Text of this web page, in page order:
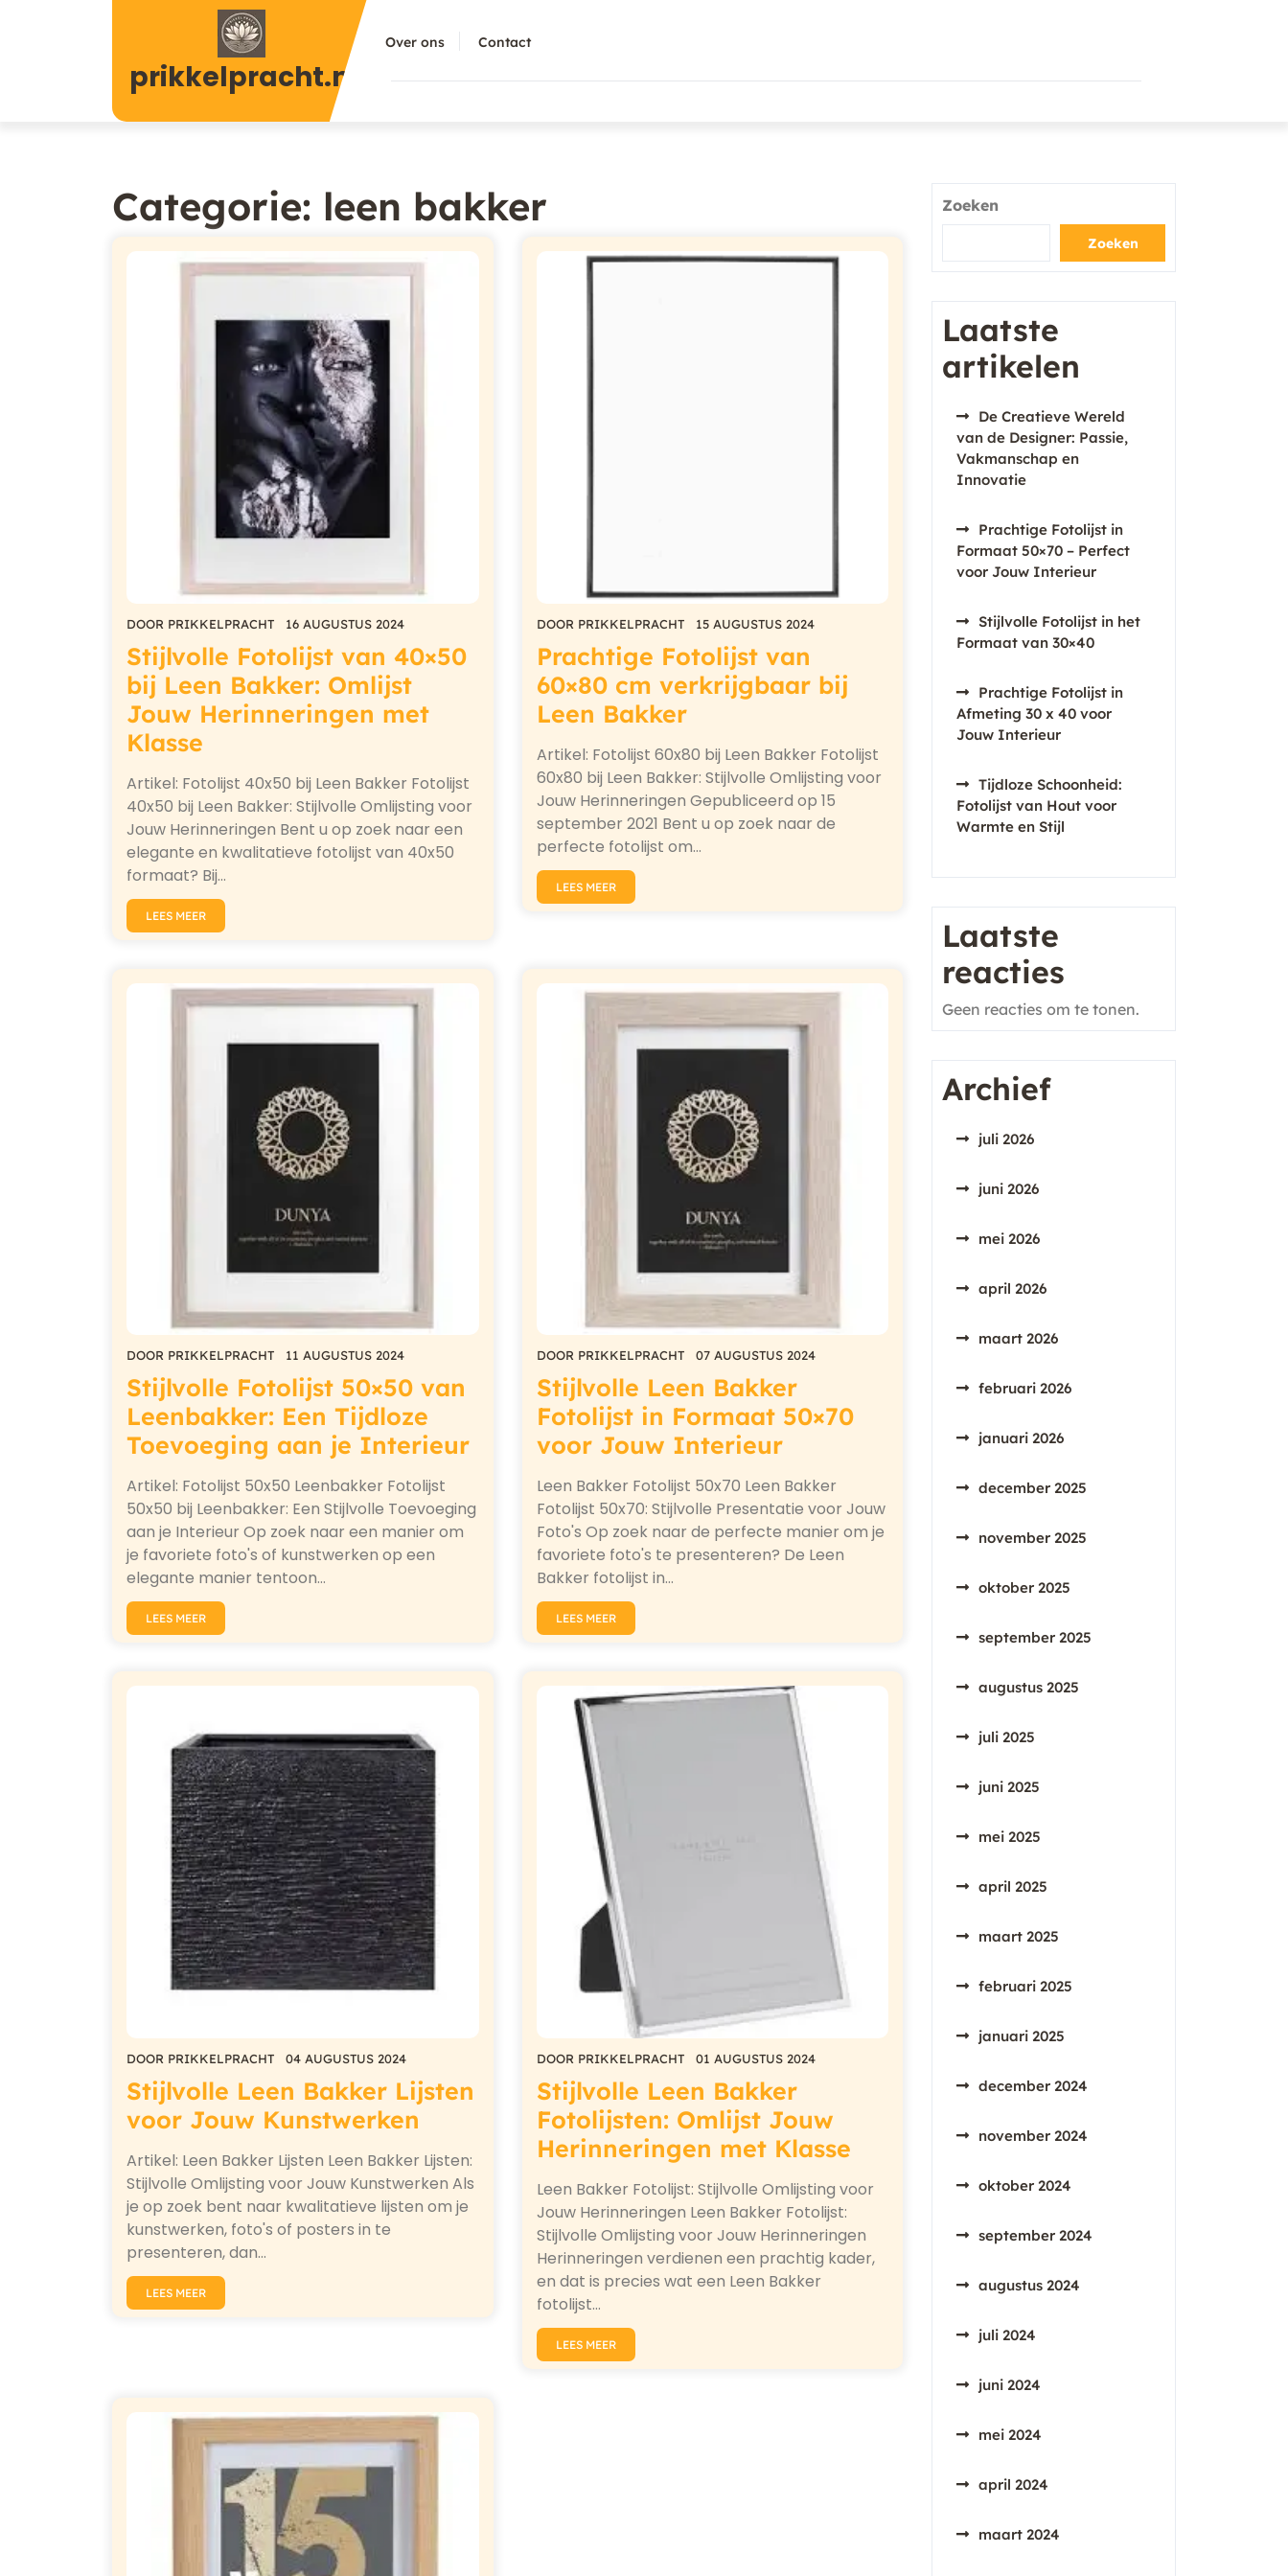
prikkelpracht.nl
Over ons Contact
Categorie: leen bakker
DOOR PRIKKELPRACHT 16 AUGUSTUS 2024
Stijlvolle Fotolijst van 40×50
bij Leen Bakker: Omlijst
Jouw Herinneringen met
Klasse
Artikel: Fotolijst 40x50 bij Leen Bakker Fotolijst
40x50 bij Leen Bakker: Stijlvolle Omlijsting voor
Jouw Herinneringen Bent u op zoek naar een
elegante en kwalitatieve fotolijst van 40x50
formaat? Bij…
LEES MEER
DOOR PRIKKELPRACHT 15 AUGUSTUS 2024
Prachtige Fotolijst van
60×80 cm verkrijgbaar bij
Leen Bakker
Artikel: Fotolijst 60x80 bij Leen Bakker Fotolijst
60x80 bij Leen Bakker: Stijlvolle Omlijsting voor
Jouw Herinneringen Gepubliceerd op 15
september 2021 Bent u op zoek naar de
perfecte fotolijst om…
LEES MEER
DOOR PRIKKELPRACHT 11 AUGUSTUS 2024
Stijlvolle Fotolijst 50×50 van
Leenbakker: Een Tijdloze
Toevoeging aan je Interieur
Artikel: Fotolijst 50x50 Leenbakker Fotolijst
50x50 bij Leenbakker: Een Stijlvolle Toevoeging
aan je Interieur Op zoek naar een manier om
je favoriete foto's of kunstwerken op een
elegante manier tentoon…
LEES MEER
DOOR PRIKKELPRACHT 07 AUGUSTUS 2024
Stijlvolle Leen Bakker
Fotolijst in Formaat 50×70
voor Jouw Interieur
Leen Bakker Fotolijst 50x70 Leen Bakker
Fotolijst 50x70: Stijlvolle Presentatie voor Jouw
Foto's Op zoek naar de perfecte manier om je
favoriete foto's te presenteren? De Leen
Bakker fotolijst in…
LEES MEER
DOOR PRIKKELPRACHT 04 AUGUSTUS 2024
Stijlvolle Leen Bakker Lijsten
voor Jouw Kunstwerken
Artikel: Leen Bakker Lijsten Leen Bakker Lijsten:
Stijlvolle Omlijsting voor Jouw Kunstwerken Als
je op zoek bent naar kwalitatieve lijsten om je
kunstwerken, foto's of posters in te
presenteren, dan…
LEES MEER
DOOR PRIKKELPRACHT 01 AUGUSTUS 2024
Stijlvolle Leen Bakker
Fotolijsten: Omlijst Jouw
Herinneringen met Klasse
Leen Bakker Fotolijst: Stijlvolle Omlijsting voor
Jouw Herinneringen Leen Bakker Fotolijst:
Stijlvolle Omlijsting voor Jouw Herinneringen
Herinneringen verdienen een prachtig kader,
en dat is precies wat een Leen Bakker
fotolijst…
LEES MEER
Zoeken
Zoeken
Laatste
artikelen
De Creatieve Wereld
van de Designer: Passie,
Vakmanschap en
Innovatie
Prachtige Fotolijst in
Formaat 50×70 – Perfect
voor Jouw Interieur
Stijlvolle Fotolijst in het
Formaat van 30×40
Prachtige Fotolijst in
Afmeting 30 x 40 voor
Jouw Interieur
Tijdloze Schoonheid:
Fotolijst van Hout voor
Warmte en Stijl
Laatste
reacties
Geen reacties om te tonen.
Archief
juli 2026
juni 2026
mei 2026
april 2026
maart 2026
februari 2026
januari 2026
december 2025
november 2025
oktober 2025
september 2025
augustus 2025
juli 2025
juni 2025
mei 2025
april 2025
maart 2025
februari 2025
januari 2025
december 2024
november 2024
oktober 2024
september 2024
augustus 2024
juli 2024
juni 2024
mei 2024
april 2024
maart 2024